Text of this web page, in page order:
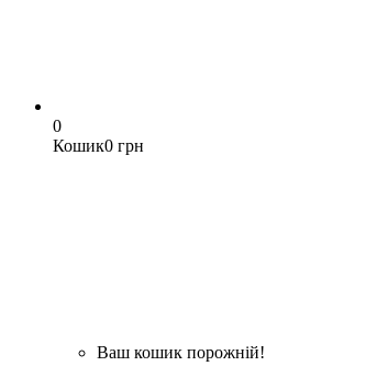
0
Кошик0 грн
Ваш кошик порожній!